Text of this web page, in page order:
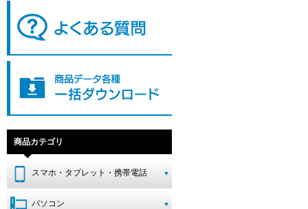
商品カテゴリ
スマホ・タブレット・携帯電話
パソコン